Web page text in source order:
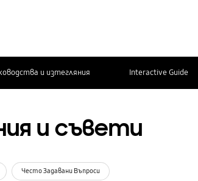
и изтегляния Interactive Guide
и съвети
Често Задавани Въпроси